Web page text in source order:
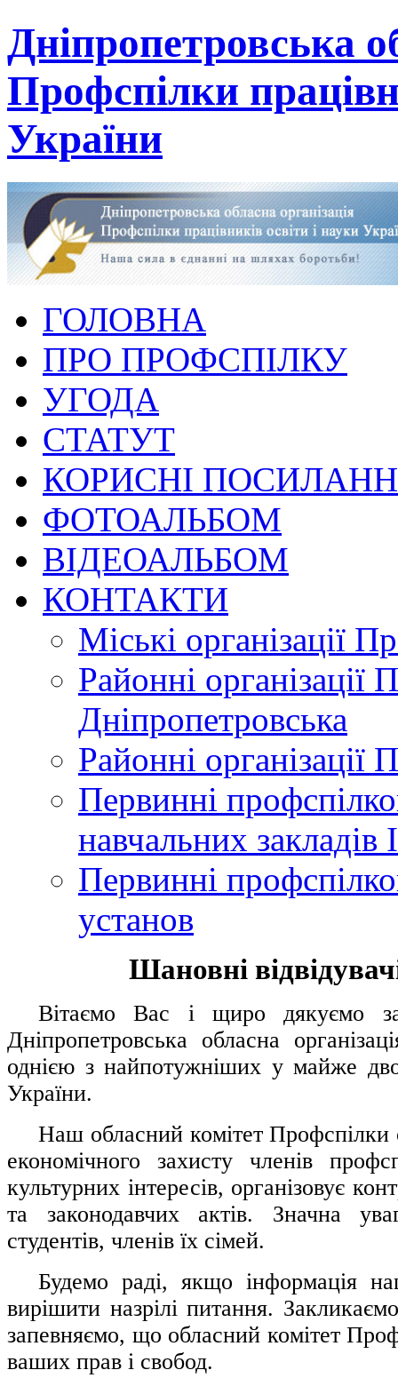
Дніпропетровська
Профспілки
України
ГОЛОВНА
ПРО ПРОФСПІЛКУ
УГОДА
СТАТУТ
КОРИСНІ
ФОТОАЛЬБОМ
ВІДЕОАЛЬБОМ
КОНТАКТИ
Міські організації
Районні організації
Дніпропетровська
Районні організації
Первинні
навчальних закладів
Первинні
установ
Шановні
Вітаємо Вас і щиро дякуємо за
Дніпропетровська обласна
однією з найпотужніших у майже
України.
Наш обласний комітет Профспілки
економічного захисту членів
культурних інтересів, організовує
та законодавчих актів. Значна
студентів, членів їх сімей.
Будемо раді, якщо інформація
вирішити назрілі питання.
запевняємо, що обласний комітет
ваших прав і свобод.